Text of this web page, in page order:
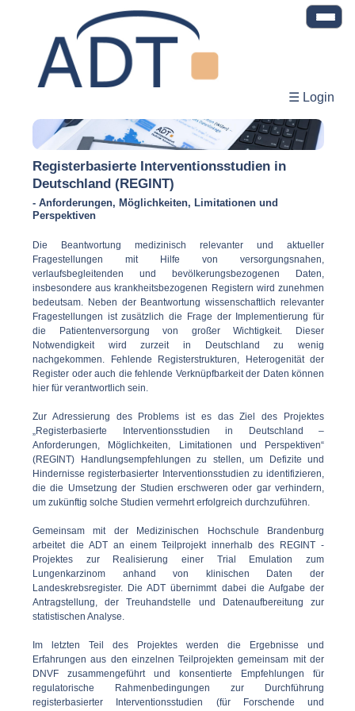
☰ Login
Registerbasierte Interventionsstudien in
Deutschland (REGINT)
- Anforderungen, Möglichkeiten, Limitationen und
Perspektiven
Die Beantwortung medizinisch relevanter und aktueller
Fragestellungen mit Hilfe von versorgungsnahen,
verlaufsbegleitenden und bevölkerungsbezogenen Daten,
insbesondere aus krankheitsbezogenen Registern wird zunehmen
bedeutsam. Neben der Beantwortung wissenschaftlich relevanter
Fragestellungen ist zusätzlich die Frage der Implementierung für
die Patientenversorgung von großer Wichtigkeit. Dieser
Notwendigkeit wird zurzeit in Deutschland zu wenig
nachgekommen. Fehlende Registerstrukturen, Heterogenität der
Register oder auch die fehlende Verknüpfbarkeit der Daten können
hier für verantwortlich sein.
Zur Adressierung des Problems ist es das Ziel des Projektes
„Registerbasierte Interventionsstudien in Deutschland –
Anforderungen, Möglichkeiten, Limitationen und Perspektiven“
(REGINT) Handlungsempfehlungen zu stellen, um Defizite und
Hindernisse registerbasierter Interventionsstudien zu identifizieren,
die die Umsetzung der Studien erschweren oder gar verhindern,
um zukünftig solche Studien vermehrt erfolgreich durchzuführen.
Gemeinsam mit der Medizinischen Hochschule Brandenburg
arbeitet die ADT an einem Teilprojekt innerhalb des REGINT -
Projektes zur Realisierung einer Trial Emulation zum
Lungenkarzinom anhand von klinischen Daten der
Landeskrebsregister. Die ADT übernimmt dabei die Aufgabe der
Antragstellung, der Treuhandstelle und Datenaufbereitung zur
statistischen Analyse.
Im letzten Teil des Projektes werden die Ergebnisse und
Erfahrungen aus den einzelnen Teilprojekten gemeinsam mit der
DNVF zusammengeführt und konsentierte Empfehlungen für
regulatorische Rahmenbedingungen zur Durchführung
registerbasierter Interventionsstudien (für Forschende und